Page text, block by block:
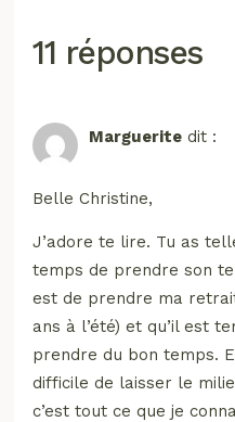
11 réponses
Marguerite dit :
Belle Christine,
J’adore te lire. Tu as
temps de prendre son
est de prendre ma
ans à l’été) et qu’il est
prendre du bon temps.
difficile de laisser le
c’est tout ce que je